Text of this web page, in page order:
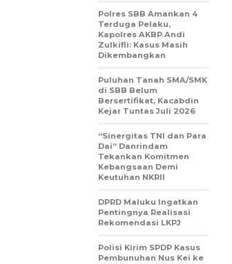
Polres SBB Amankan 4
Terduga Pelaku,
Kapolres AKBP Andi
Zulkifli: Kasus Masih
Dikembangkan
Puluhan Tanah SMA/SMK
di SBB Belum
Bersertifikat, Kacabdin
Kejar Tuntas Juli 2026
“Sinergitas TNI dan Para
Dai” Danrindam
Tekankan Komitmen
Kebangsaan Demi
Keutuhan NKRII ‎
DPRD Maluku Ingatkan
Pentingnya Realisasi
Rekomendasi LKPJ
Polisi Kirim SPDP Kasus
Pembunuhan Nus Kei ke